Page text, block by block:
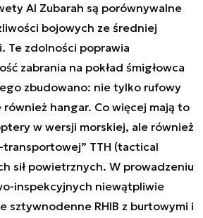
Al Zubarah są porównywalne
bojowych ze średniej
Te zdolności poprawia
zabrania na pokład śmigłowca
zbudowano: nie tylko rufowy
również hangar. Co więcej mają to
w wersji morskiej, ale również
TTH (tactical
sił powietrznych. W prowadzeniu
inspekcyjnych niewątpliwie
sztywnodenne RHIB z burtowymi i